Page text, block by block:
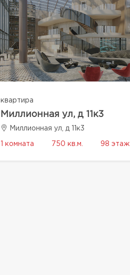
квартира
Миллионная ул, д 11к3
Миллионная ул, д 11к3
1 комната 750 кв.м. 98 этаж